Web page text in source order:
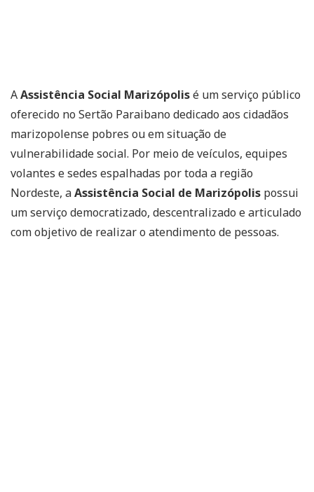
AAssistência Social Marizópolisé um serviço público
oferecido no Sertão Paraibano dedicado aos cidadãos
marizopolense pobres ou em situação de
vulnerabilidade social. Por meio de veículos, equipes
volantes e sedes espalhadas por toda a região
Nordeste, aAssistência Social de Marizópolis possui
um serviço democratizado, descentralizado e articulado
com objetivo de realizar o atendimento de pessoas.